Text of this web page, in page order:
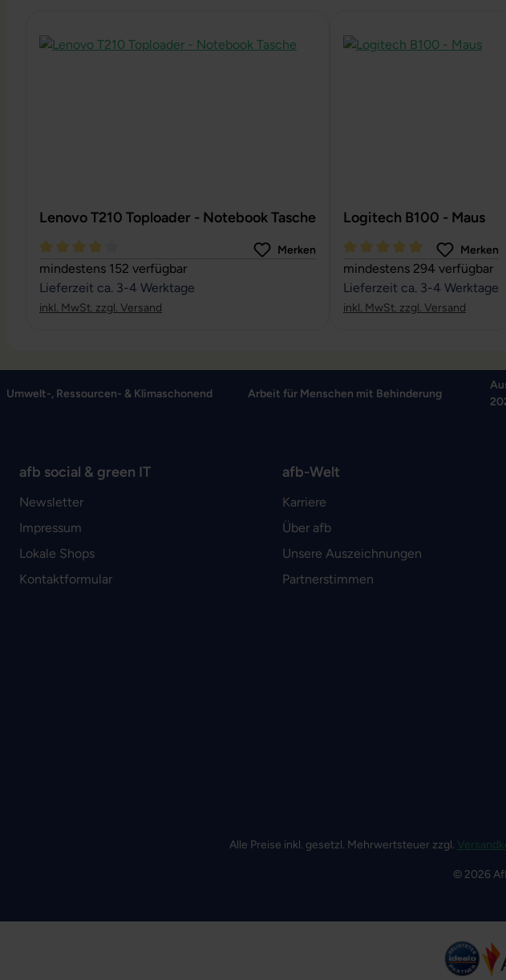
Lenovo T210 Toploader - Notebook Tasche
Durchschnittliche Bewertung von 4 von 5 Sternen
Merken
mindestens 152 verfügbar
Lieferzeit ca. 3-4 Werktage
inkl. MwSt. zzgl. Versand
Logitech B100 - Maus
Durchschnittliche
Merken
mindestens 294 verfügbar
Lieferzeit ca. 3-4 Werktage
inkl. MwSt. zzgl. Versand
Umwelt-, Ressourcen- & Klimaschonend Arbeit für Menschen mit Behinderung
afb social & green IT
Newsletter
Impressum
Lokale Shops
Kontaktformular
afb-Welt
Karriere
Über afb
Unsere Auszeichnungen
Partnerstimmen
Alle Preise inkl. gesetzl. Mehrwertsteuer zzgl.
© 2026